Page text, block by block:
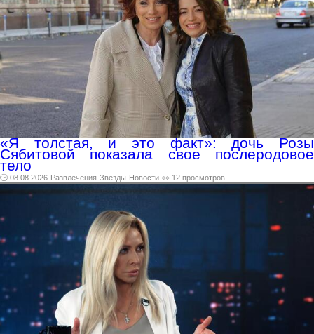
«Я толстая, и это факт»: дочь Розы
Сябитовой показала свое послеродовое
тело
🕑 08.08.2026 Развлечения Звезды Новости 👀 12 просмотров